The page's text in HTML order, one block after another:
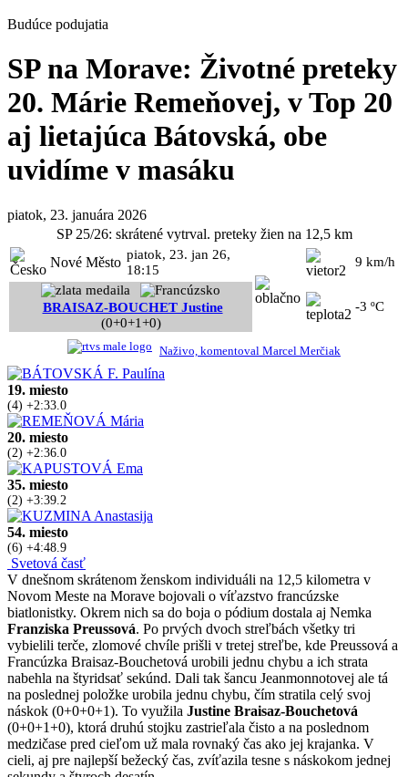
Budúce podujatia
SP na Morave: Životné preteky
20. Márie Remeňovej, v Top 20
aj lietajúca Bátovská, obe
uvidíme v masáku
piatok, 23. januára 2026
SP 25/26: skrátené vytrval. preteky žien na 12,5 km
Nové Město piatok, 23. jan 26,
18:15
9 km/h
BRAISAZ-BOUCHET Justine
(0+0+1+0)
-3 ºC
Naživo, komentoval Marcel Merčiak
19. miesto
(4) +2:33.0
20. miesto
(2) +2:36.0
35. miesto
(2) +3:39.2
54. miesto
(6) +4:48.9
Svetová časť
V dnešnom skrátenom ženskom individuáli na 12,5 kilometra v
Novom Meste na Morave bojovali o víťazstvo francúzske
biatlonistky. Okrem nich sa do boja o pódium dostala aj Nemka
Franziska Preussová. Po prvých dvoch streľbách všetky tri
vybielili terče, zlomové chvíle prišli v tretej streľbe, kde Preussová a
Francúzka Braisaz-Bouchetová urobili jednu chybu a ich strata
nabehla na štyridsať sekúnd. Dali tak šancu Jeanmonnotovej ale tá
na poslednej položke urobila jednu chybu, čím stratila celý svoj
náskok (0+0+0+1). To využila Justine Braisaz-Bouchetová
(0+0+1+0), ktorá druhú stojku zastrieľala čisto a na poslednom
medzičase pred cieľom už mala rovnaký čas ako jej krajanka. V
cieli, aj pre najlepší bežecký čas, zvíťazila tesne s náskokom jednej